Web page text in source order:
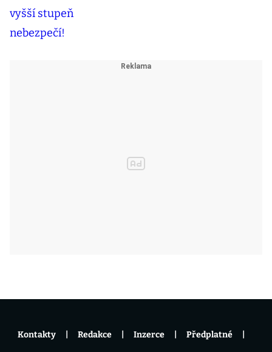
Kontakty Redakce Inzerce Předplatné